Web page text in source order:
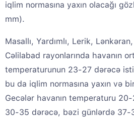
iqlim normasına yaxın olacağı
mm).
Masallı, Yardımlı, Lerik,
Cəlilabad rayonlarında havanın
temperaturunun 23-27 dərəcə
bu da iqlim normasına yaxın və
Gecələr havanın temperaturu
30-35 dərəcə, bəzi günlərdə 37-